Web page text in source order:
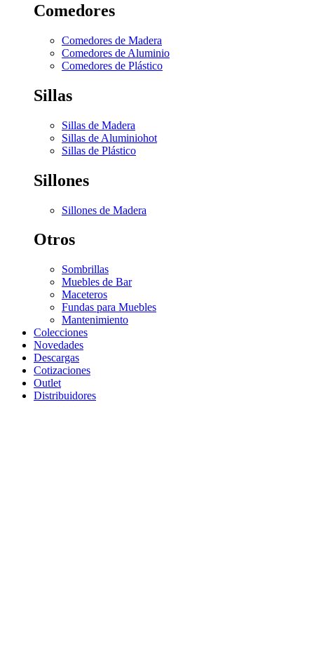
Comedores
Comedores de Madera
Comedores de Aluminio
Comedores de Plástico
Sillas
Sillas de Madera
Sillas de Aluminiohot
Sillas de Plástico
Sillones
Sillones de Madera
Otros
Sombrillas
Muebles de Bar
Maceteros
Fundas para Muebles
Mantenimiento
Colecciones
Novedades
Descargas
Cotizaciones
Outlet
Distribuidores